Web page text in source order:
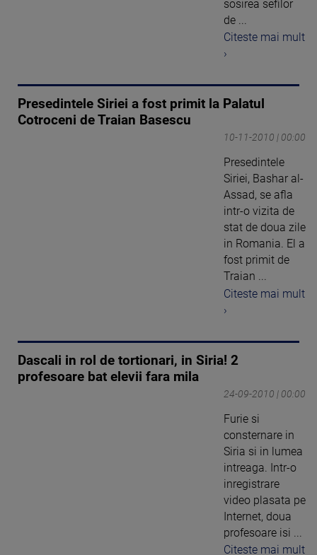
sosirea sefilor
de ...
Citeste mai mult
›
Presedintele Siriei a fost primit la Palatul
Cotroceni de Traian Basescu
10-11-2010 | 00:00
Presedintele
Siriei, Bashar al-
Assad, se afla
intr-o vizita de
stat de doua zile
in Romania. El a
fost primit de
Traian ...
Citeste mai mult
›
Dascali in rol de tortionari, in Siria! 2
profesoare bat elevii fara mila
24-09-2010 | 00:00
Furie si
consternare in
Siria si in lumea
intreaga. Intr-o
inregistrare
video plasata pe
Internet, doua
profesoare isi ...
Citeste mai mult